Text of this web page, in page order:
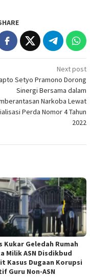
Next post
Setyo Pramono Dorong
Sinergi Bersama dalam
Narkoba Lewat
Perda Nomor 4 Tahun
2022
Kukar Geledah Rumah
Milik ASN Disdikbud
Kasus Dugaan Korupsi
Guru Non-ASN